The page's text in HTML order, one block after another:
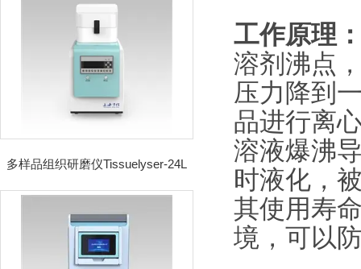
多样品组织研磨仪Tissuelyser-24L
工作原理
溶剂沸点
压力降到
品进行离
溶液爆沸
时液化，
其使用寿
境，可以